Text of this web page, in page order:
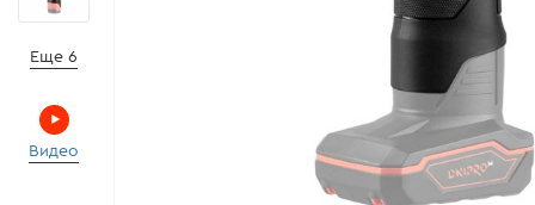
Еще 6
Видео